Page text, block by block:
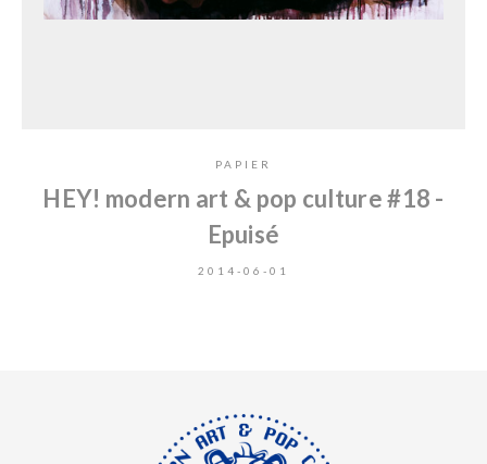
PAPIER
HEY! modern art & pop culture #18 -
Epuisé
2014-06-01